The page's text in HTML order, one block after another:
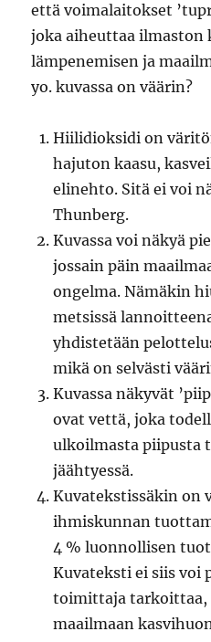
että voimalaitokset
joka aiheuttaa ilmaston
lämpenemisen ja
yo. kuvassa on väärin?
Hiilidioksidi on
hajuton kaasu,
elinehto. Sitä ei voi
Thunberg.
Kuvassa voi näkyä
jossain päin
ongelma. Nämäkin
metsissä
yhdistetään
mikä on selvästi
Kuvassa näkyvät
ovat vettä, joka
ulkoilmasta piipusta
jäähtyessä.
Kuvatekstissäkin on
ihmiskunnan
4 % luonnollisen
Kuvateksti ei siis voi
toimittaja tarkoittaa,
maailmaan